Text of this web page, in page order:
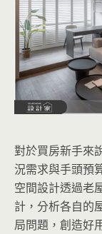
對於買房新手來
況需求與手頭預
空間設計透過老
計，分析各自的
局問題，創造好